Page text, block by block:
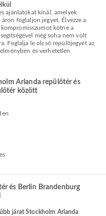
ajánlatokat kínál, amelyek
foglaljon jegyet. Élvezze a
kötne a
még soha nem volt
Foglalja le olcsó repülőjegyét az
és verhetetlen
Arlanda repülőtér és
között
és Berlin Brandenburg
járat Stockholm Arlanda